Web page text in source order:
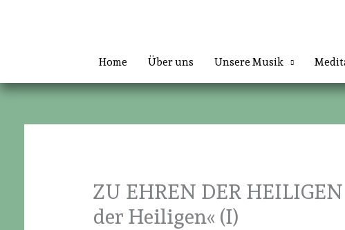
Home
Über uns Unsere Musik
ZU EHREN DER
der Heiligen« (I)